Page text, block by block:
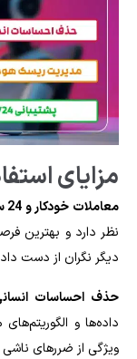
مزایای
معاملات خودکار و 24 ساعته:
نظر دارد و بهترین
دیگر نگران از دست
حذف احساسات
داده‌ها و
ویژگی از ضررهای